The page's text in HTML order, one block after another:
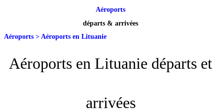
Aéroports
départs & arrivées
Aéroports > Aéroports en Lituanie
Aéroports en Lituanie départs et
arrivées